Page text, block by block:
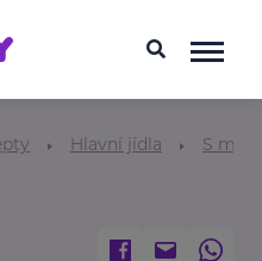
Hlavní jídla S